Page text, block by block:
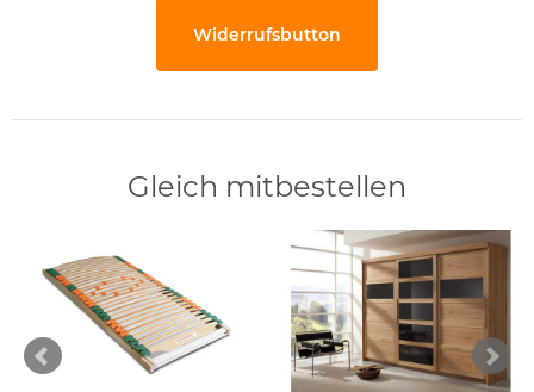
Widerrufsbutton
Gleich mitbestellen